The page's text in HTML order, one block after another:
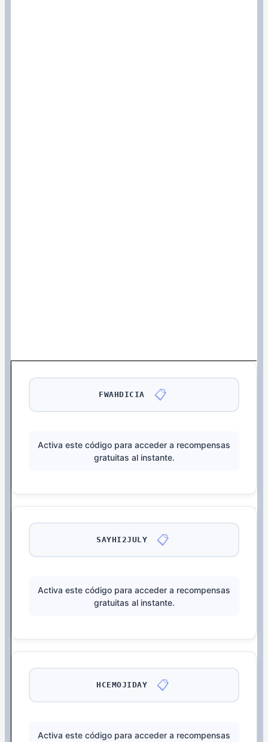
FWAHDICIA 📋
Activa este código para acceder a recompensas
gratuitas al instante.
SAYHI2JULY 📋
Activa este código para acceder a recompensas
gratuitas al instante.
HCEMOJIDAY 📋
Activa este código para acceder a recompensas